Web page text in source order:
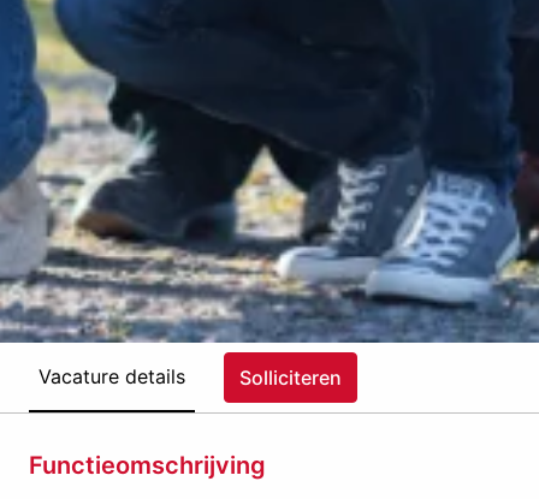
Vacature details Solliciteren
Functieomschrijving